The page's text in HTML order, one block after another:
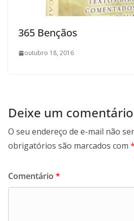
365 Bençãos
outubro 18, 2016
Deixe um comentário
O seu endereço de e-mail não
obrigatórios são marcados com *
Comentário *